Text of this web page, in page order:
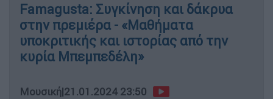
Famagusta: Συγκίνηση και δάκρυα
στην πρεμιέρα - «Μαθήματα
υποκριτικής και ιστορίας από την
κυρία Μπεμπεδέλη»
Μουσική|21.01.2024 23:50